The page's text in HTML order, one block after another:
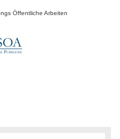
Öffentliche Arbeiten